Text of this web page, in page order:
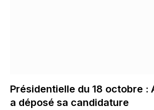
Présidentielle du 18 octobre :
a déposé sa candidature